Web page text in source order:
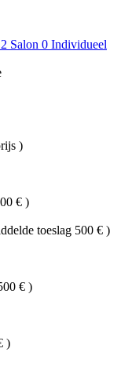
Salon 0 Individueel
)
€ )
toeslag 500 € )
€ )
)